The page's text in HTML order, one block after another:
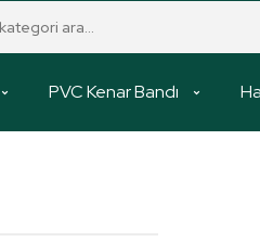
PVC Kenar Bandı